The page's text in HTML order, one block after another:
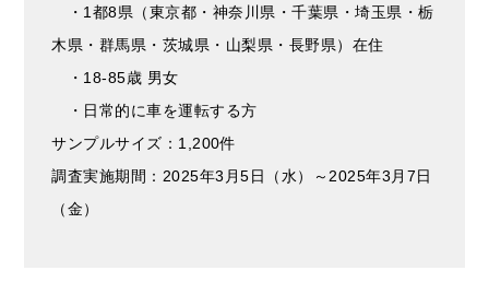
・1都8県（東京都・神奈川県・千葉県・埼玉県・栃
木県・群馬県・茨城県・山梨県・長野県）在住
・18-85歳 男女
・日常的に車を運転する方
サンプルサイズ：1,200件
調査実施期間：2025年3月5日（水）～2025年3月7日
（金）